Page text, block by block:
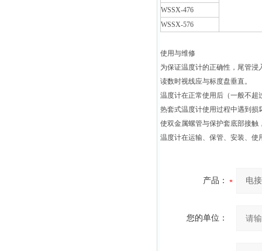
WSSX-476
WSSX-576
使用与维修
为保证温度计的正确性，尾管
读数时视线应与标度盘垂直。
温度计在正常使用后（一般不超
热套式温度计使用过程中遇到损
使双金属螺管与保护套底部接触
温度计在运输、保管、安装、使
产品：
您的单位：